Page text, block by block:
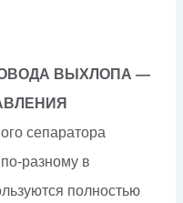
ВЫХЛОПА —
сепаратора
разному в
полностью